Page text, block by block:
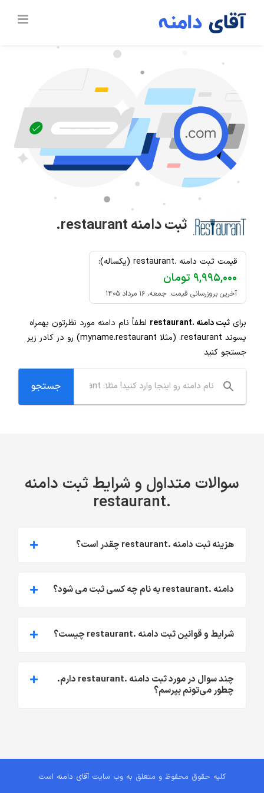
ثبت دامنه.restaurant
قیمت ثبت دامنه .restaurant (یکساله):
۹,۹۹۵,۰۰۰ تومان
آخرین بروزرسانی قیمت: جمعه، ۱۶ مرداد ۱۴۰۵
برای ثبت دامنه .restaurant
لطفاً نام دامنه مورد نظرتون بهمراه
پسوند .restaurant
(مثلا myname.restaurant) رو در کادر زیر
جستجو کنید
سوالات متداول و شرایط ثبت دامنه
.restaurant
هزینه ثبت دامنه .restaurant چقدر است؟
دامنه .restaurant به نام چه کسی ثبت می شود؟
شرایط و قوانین ثبت دامنه .restaurant چیست؟
چند سوال در مورد ثبت دامنه .restaurant دارم.
چطور می‌تونم بپرسم؟
کلیه حقوق محفوظ و متعلق به وب سایت آقای دامنه است